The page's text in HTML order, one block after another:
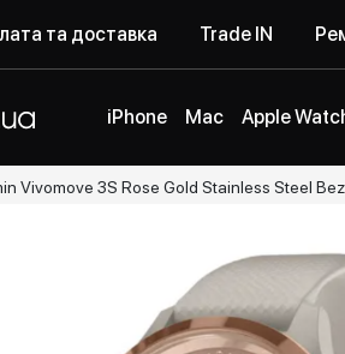
та доставка Trade IN
iPhone Mac Apple
Vivomove 3S Rose Gold Stainless Steel